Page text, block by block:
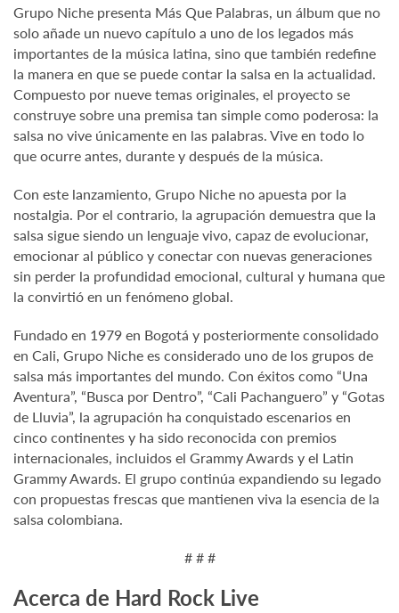
Grupo Niche presenta Más Que Palabras, un álbum que no
solo añade un nuevo capítulo a uno de los legados más
importantes de la música latina, sino que también redefine
la manera en que se puede contar la salsa en la actualidad.
Compuesto por nueve temas originales, el proyecto se
construye sobre una premisa tan simple como poderosa: la
salsa no vive únicamente en las palabras. Vive en todo lo
que ocurre antes, durante y después de la música.
Con este lanzamiento, Grupo Niche no apuesta por la
nostalgia. Por el contrario, la agrupación demuestra que la
salsa sigue siendo un lenguaje vivo, capaz de evolucionar,
emocionar al público y conectar con nuevas generaciones
sin perder la profundidad emocional, cultural y humana que
la convirtió en un fenómeno global.
Fundado en 1979 en Bogotá y posteriormente consolidado
en Cali, Grupo Niche es considerado uno de los grupos de
salsa más importantes del mundo. Con éxitos como “Una
Aventura”, “Busca por Dentro”, “Cali Pachanguero” y “Gotas
de Lluvia”, la agrupación ha conquistado escenarios en
cinco continentes y ha sido reconocida con premios
internacionales, incluidos el Grammy Awards y el Latin
Grammy Awards. El grupo continúa expandiendo su legado
con propuestas frescas que mantienen viva la esencia de la
salsa colombiana.
# # #
Acerca de Hard Rock Live